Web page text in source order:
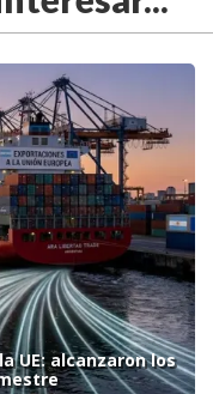
UE: alcanzaron los